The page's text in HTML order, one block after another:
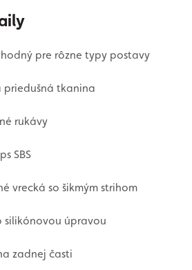
pre rôzne typy postavy
priedušná tkanina
rukávy
SBS
vrecká so šikmým strihom
silikónovou úpravou
zadnej časti